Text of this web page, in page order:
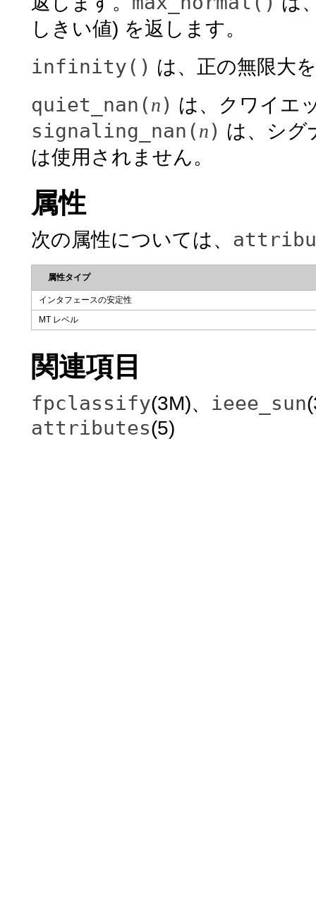
しきい値) を返します。
infinity() は、正の無限大
quiet_nan(n) は、クワイエ
signaling_nan(n) は、シグ
は使用されません。
属性
次の属性については、
属性タイプ
インタフェースの安定性
MT レベル
関連項目
fpclassify(3M)、 ieee_sun
attributes(5)